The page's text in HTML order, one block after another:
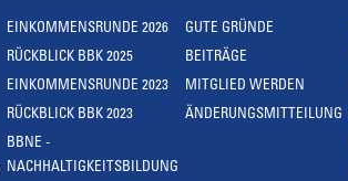
EINKOMMENSRUNDE 2026
RÜCKBLICK BBK 2025
EINKOMMENSRUNDE 2023
RÜCKBLICK BBK 2023
BBNE -
NACHHALTIGKEITSBILDUNG
GUTE GRÜNDE
BEITRÄGE
MITGLIED WERDEN
ÄNDERUNGSMITTEILUNG